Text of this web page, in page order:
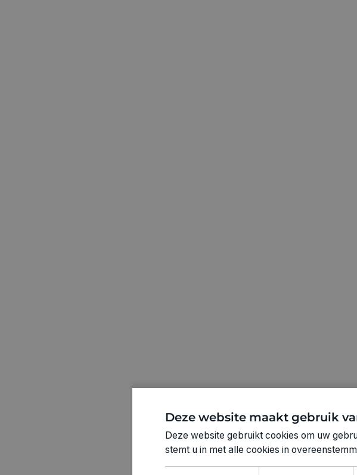
Deze website maakt gebruik
Deze website gebruikt cookies om uw
stemt u in met alle cookies in